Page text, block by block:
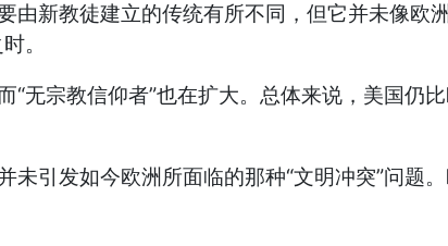
新教徒建立的传统有所不同，但它并未像欧
。
“无宗教信仰者”也在扩大。总体来说，美国仍
未引发如今欧洲所面临的那种“文明冲突”问题